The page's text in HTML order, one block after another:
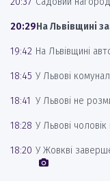
20:29На Львівщині
19:42 На Львівщині
18:45 У Львові
18:41 У Львові не
18:28 У Львові
18:20 У Жовкві